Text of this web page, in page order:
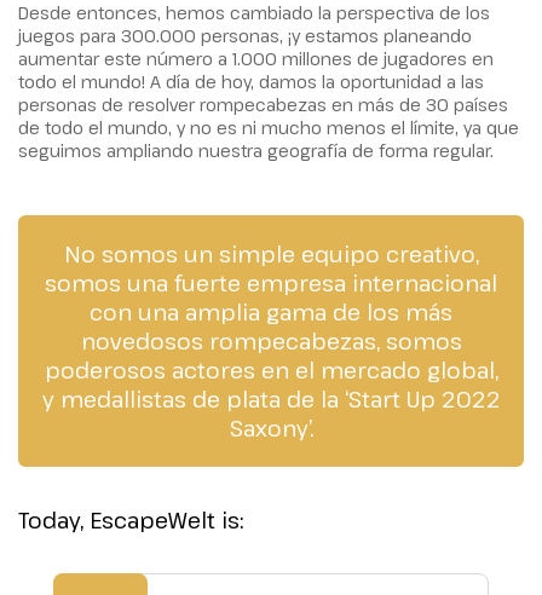
Desde entonces, hemos cambiado la perspectiva de los
juegos para 300.000 personas, ¡y estamos planeando
aumentar este número a 1.000 millones de jugadores en
todo el mundo! A día de hoy, damos la oportunidad a las
personas de resolver rompecabezas en más de 30 países
de todo el mundo, y no es ni mucho menos el límite, ya que
seguimos ampliando nuestra geografía de forma regular.
No somos un simple equipo creativo,
somos una fuerte empresa internacional
con una amplia gama de los más
novedosos rompecabezas, somos
poderosos actores en el mercado global,
y medallistas de plata de la ‘Start Up 2022
Saxony’.
Today, EscapeWelt is: